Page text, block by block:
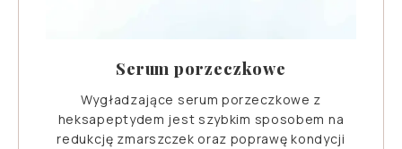
Serum porzeczkowe
Wygładzające serum porzeczkowe z
heksapeptydem jest szybkim sposobem na
redukcję zmarszczek oraz poprawę kondycji